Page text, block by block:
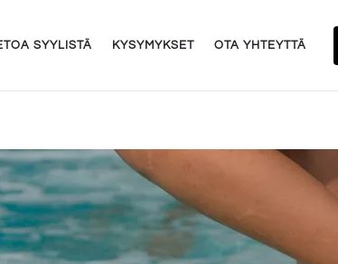
SYYLISTÄ KYSYMYKSET OTA YHTEYTTÄ